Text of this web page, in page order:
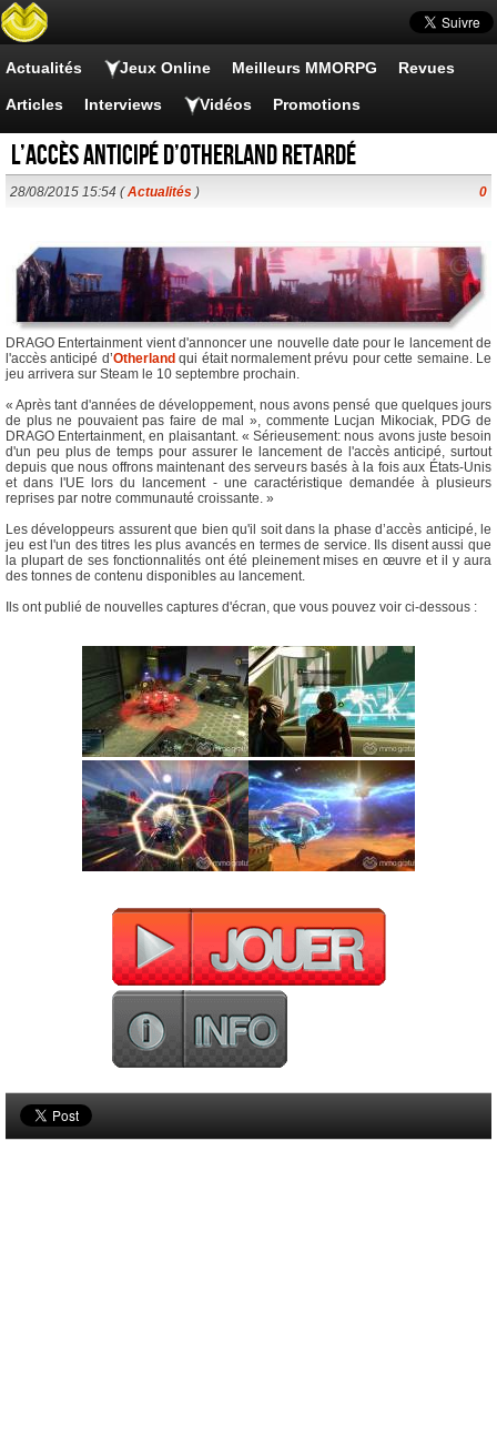
Actualités Jeux Online Meilleurs MMORPG Revues
Articles Interviews Vidéos Promotions
L’accès anticipé d’Otherland retardé
28/08/2015 15:54 (Actualités ) 0
DRAGO Entertainment vient d'annoncer une nouvelle date pour le lancement de
l'accès anticipé d’Otherland qui était normalement prévu pour cette semaine. Le
jeu arrivera sur Steam le 10 septembre prochain.
« Après tant d'années de développement, nous avons pensé que quelques jours
de plus ne pouvaient pas faire de mal », commente Lucjan Mikociak, PDG de
DRAGO Entertainment, en plaisantant. « Sérieusement: nous avons juste besoin
d'un peu plus de temps pour assurer le lancement de l'accès anticipé, surtout
depuis que nous offrons maintenant des serveurs basés à la fois aux États-Unis
et dans l'UE lors du lancement - une caractéristique demandée à plusieurs
reprises par notre communauté croissante. »
Les développeurs assurent que bien qu'il soit dans la phase d’accès anticipé, le
jeu est l'un des titres les plus avancés en termes de service. Ils disent aussi que
la plupart de ses fonctionnalités ont été pleinement mises en œuvre et il y aura
des tonnes de contenu disponibles au lancement.
Ils ont publié de nouvelles captures d'écran, que vous pouvez voir ci-dessous :